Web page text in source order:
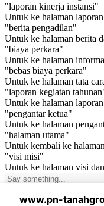
"laporan kinerja instansi"
Untuk ke halaman
"berita pengadilan"
Untuk ke halaman berita
"biaya perkara"
Untuk ke halaman
"bebas biaya perkara"
Untuk ke halaman tata
"laporan kegiatan
Untuk ke halaman
"pengantar ketua"
Untuk ke halaman
"halaman utama"
Untuk kembali ke
"visi misi"
Untuk ke halaman visi
www.pn-